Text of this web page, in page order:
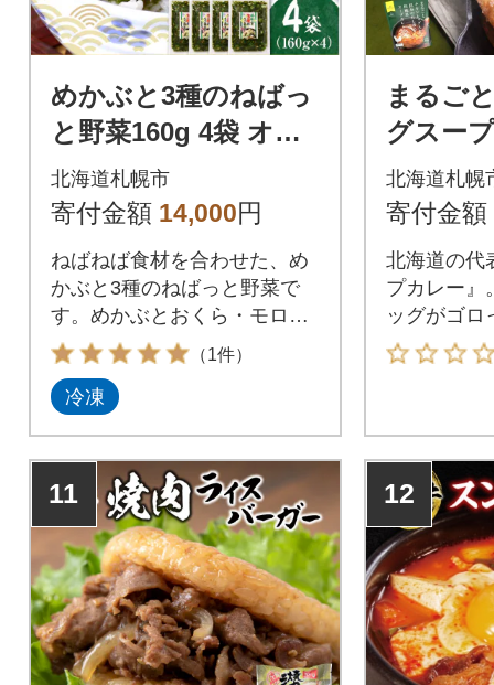
めかぶと3種のねばっ
と野菜160g 4袋 オク
ラ 山芋 札幌市 栄興食
品_hs289-020
北海道札幌市
寄付金額 14,000円
ねばねば食材を合わせた、め
かぶと3種のねばっと野菜で
す。めかぶとおくら・モロヘ
イヤ・山芋といった、栄養価
の高い『ねばねば食材』を組
み合わせ、醤油ベースで味付
欲を引き立て、さっぱりとお
召し上がりいただけます。
（1件）
冷凍
まるご
グスー
ット 計
99-031
北海道札幌
寄付金額
北海道の代
プカレー』
ッグがゴロ
るごとチキ
プカレー3
ピングした
レー。とろ
く煮込まれ
でホロホロ
たびに幸福
ます。バラ
本格派スー
宅でぜひお
11 12